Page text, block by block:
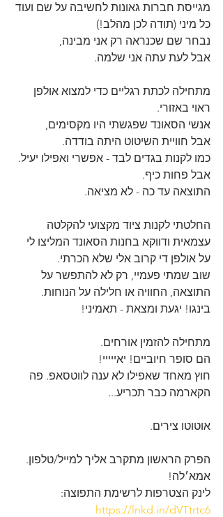
מגייסת חברות גאונות לחשיבה על שם ועוד
כל מיני (תודה לכן מהלב!)
נבחר שם שכנראה רק אני מבינה,
אבל לעת עתה אני שלמה.
מתחילה לכתת רגליים כדי למצוא אולפן
ראוי באזורי.
אנשי הסאונד שפגשתי היו מקסימים,
אבל חוויית השיטוט היתה בודדה.
כמו לקנות בגדים לבד - אפשרי ואפילו יעיל.
אבל פחות כיף.
התוצאה עד כה - לא מציאה.
החלטתי לקנות ציוד מקצועי להקלטה
עצמאית ודווקא בחנות הסאונד המליצו לי
על אולפן די קרוב אלי שלא הכרתי.
שוב שמתי פעמיי, רק לא להתפשר על
התוצאה, החוויה או חלילה על הנוחות.
בינגו! יגעת ומצאת - תאמיני!
מתחילה להזמין אורחים.
הם סופר חיוביים! יאייייי!
חוץ מאחד שאפילו לא ענה לווטסאפ. פה
הקארמה כבר תכריע...
אוטוטו צירים.
הפרק הראשון מתקרב אליך למייל/טלפון.
אמא׳לה!
לינק הצטרפות לרשימת התפוצה:
https://lnkd.in/dVTtrtc6